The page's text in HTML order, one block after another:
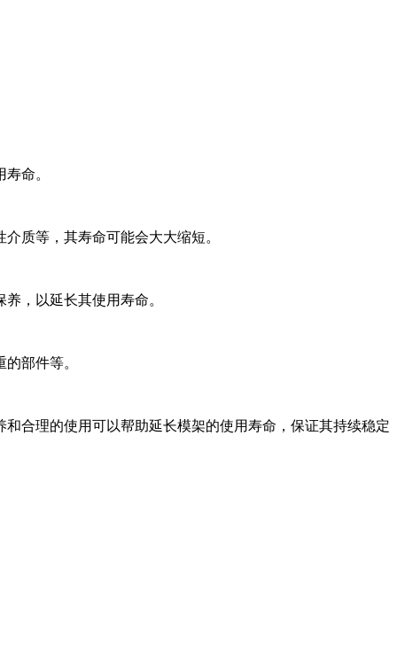
命。
质等，其寿命可能会大大缩短。
，以延长其使用寿命。
部件等。
合理的使用可以帮助延长模架的使用寿命，保证其持续稳定